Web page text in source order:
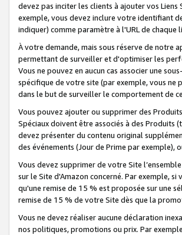
devez pas inciter les clients à ajouter vos
exemple, vous devez inclure votre identifiant
indiquer) comme paramètre à l'URL de
À votre demande, mais sous réserve de notre
permettant de surveiller et d'optimiser les
Vous ne pouvez en aucun cas associer une
spécifique de votre site (par exemple, vous
dans le but de surveiller le comportement de
Vous pouvez ajouter ou supprimer des
Spéciaux doivent être associés à des Produits
devez présenter du contenu original
des événements (Jour de Prime par exemple),
Vous devez supprimer de votre Site
sur le Site d'Amazon concerné. Par exemple,
qu'une remise de 15 % est proposée sur une
remise de 15 % de votre Site dès que la
Vous ne devez réaliser aucune déclaration
nos politiques, promotions ou prix. Par